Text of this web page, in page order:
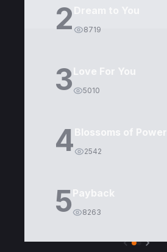
2 8719
3Love For You
5010
4Blossoms of Power
2542
5Payback
8263